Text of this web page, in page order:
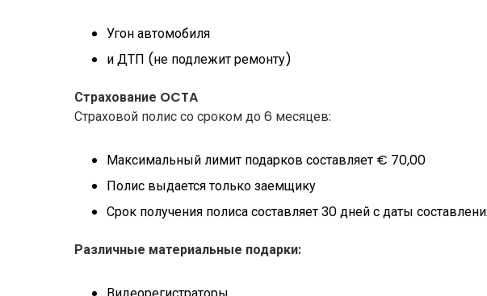
Угон автомобиля
и ДТП (не подлежит ремонту)
Страхование OCTA
Страховой полис со сроком до 6 месяцев:
Максимальный лимит подарков составляет € 70,00
Полис выдается только заемщику
Срок получения полиса составляет 30 дней с даты
Различные материальные подарки: